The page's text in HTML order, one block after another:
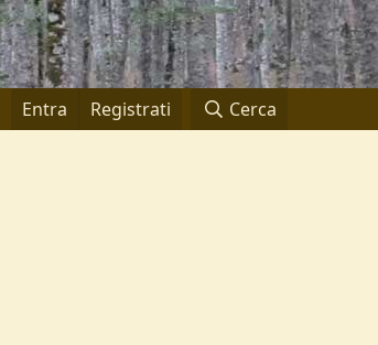
Entra Registrati Cerca